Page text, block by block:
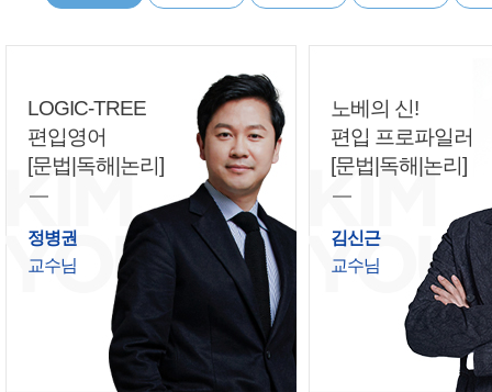
LOGIC-TREE
편입영어
[문법|독해|논리]
정병권
교수님
노베의 신!
편입 프로파일러
[문법|독해|논리]
김신근
교수님